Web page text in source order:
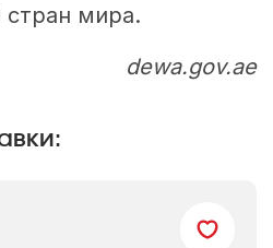
стран мира.
dewa.gov.ae